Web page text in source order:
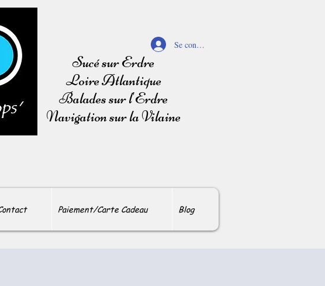
Se connecter
Sucé sur Erdre
Loire Atlantique
Balades sur l'Erdre
Navigation sur la Vilaine
Paiement/Carte Cadeau Blog